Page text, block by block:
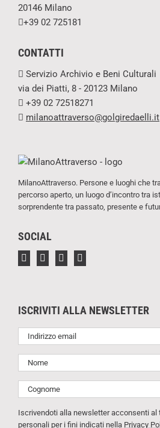
20146 Milano
+39 02 725181
CONTATTI
Servizio Archivio e Beni Culturali
via dei Piatti, 8 - 20123 Milano
+39 02 72518271
milanoattraverso@golgiredaelli.it
MilanoAttraverso. Persone e luoghi che
percorso aperto, un luogo d’incontro tra
sorprendente tra passato, presente e
SOCIAL
ISCRIVITI ALLA NEWSLETTER
Iscrivendoti alla newsletter acconsenti al
personali per i fini indicati nella Privacy